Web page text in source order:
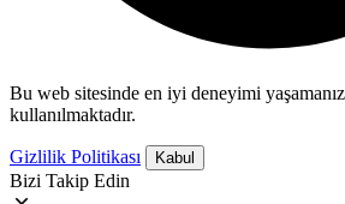
Bu web sitesinde en iyi deneyimi
kullanılmaktadır.
Gizlilik Politikası Kabul
Bizi Takip Edin